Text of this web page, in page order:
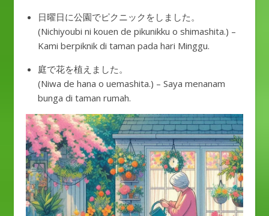
日曜日に公園でピクニックをしました。
(Nichiyoubi ni kouen de pikunikku o shimashita.) –
Kami berpiknik di taman pada hari Minggu.
庭で花を植えました。
(Niwa de hana o uemashita.) – Saya menanam
bunga di taman rumah.